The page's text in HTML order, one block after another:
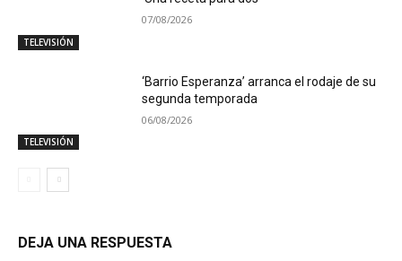
TELEVISIÓN
07/08/2026
TELEVISIÓN
‘Barrio Esperanza’ arranca el rodaje de su
segunda temporada
06/08/2026
DEJA UNA RESPUESTA